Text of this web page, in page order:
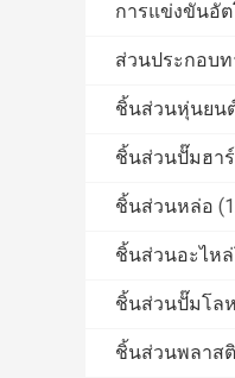
การแข่งขันอั
ส่วนประกอบ
ชิ้นส่วนหุ่นยน
ชิ้นส่วนปั๊มฮา
ชิ้นส่วนหล่อ
ชิ้นส่วนอะไห
ชิ้นส่วนปั๊มโล
ชิ้นส่วนพลาส